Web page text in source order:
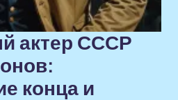
актер СССР
конца и